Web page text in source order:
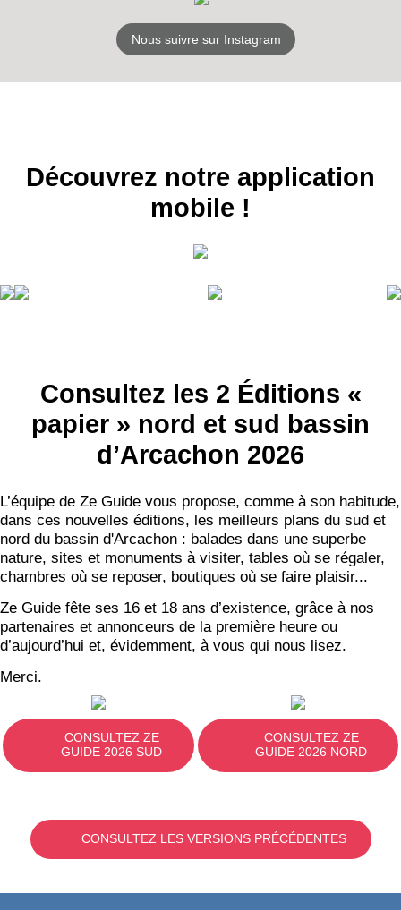
Nous suivre sur Instagram
Découvrez notre application
mobile !
Consultez les 2 Éditions «
papier » nord et sud bassin
d’Arcachon 2026
L’équipe de Ze Guide vous propose, comme à son habitude,
dans ces nouvelles éditions, les meilleurs plans du sud et
nord du bassin d'Arcachon : balades dans une superbe
nature, sites et monuments à visiter, tables où se régaler,
chambres où se reposer, boutiques où se faire plaisir...
Ze Guide fête ses 16 et 18 ans d’existence, grâce à nos
partenaires et annonceurs de la première heure ou
d’aujourd’hui et, évidemment, à vous qui nous lisez.
Merci.
CONSULTEZ ZE
GUIDE 2026 SUD
CONSULTEZ ZE
GUIDE 2026 NORD
CONSULTEZ LES VERSIONS PRÉCÉDENTES